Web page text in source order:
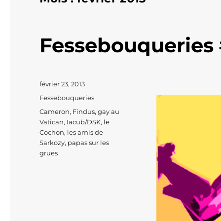
Fessebouqueries
Publié
février 23, 2013
Catégories
Fessebouqueries
Étiquettes
Cameron, Findus,gay au
Vatican, Iacub/DSK, le
Cochon, les amis de
Sarkozy, papas sur les
grues